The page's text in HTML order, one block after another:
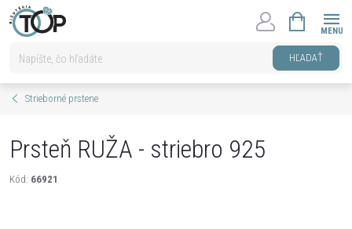
Prejsť
na
HĽADAŤ
KOŠÍK
Strieborné prstene
Prsteň RUŽA - striebro 925
Kód: 66921